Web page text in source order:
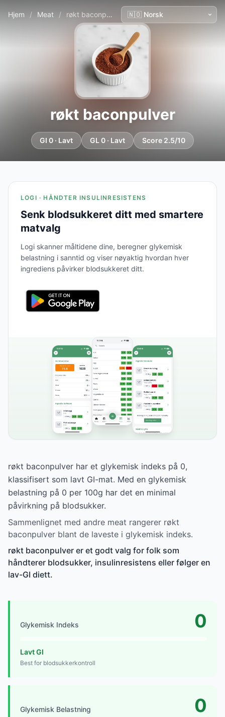
Hjem / Meat / røkt baconpulver
røkt baconpulver
GI 0 · Lavt GL 0 · Lavt Score 2.5/10
LOGI · HÅNDTER INSULINRESISTENS
Senk blodsukkeret ditt med smartere
matvalg
Logi skanner måltidene dine, beregner glykemisk
belastning i sanntid og viser nøyaktig hvordan hver
ingrediens påvirker blodsukkeret ditt.
røkt baconpulver har et glykemisk indeks på 0,
klassifisert som lavt GI-mat. Med en glykemisk
belastning på 0 per 100g har det en minimal
påvirkning på blodsukker.
Sammenlignet med andre meat rangerer røkt
baconpulver blant de laveste i glykemisk indeks.
røkt baconpulver er et godt valg for folk som
håndterer blodsukker, insulinresistens eller følger en
lav-GI diett.
Glykemisk Indeks 0
Lavt GI
Best for blodsukkerkontroll
Glykemisk Belastning 0